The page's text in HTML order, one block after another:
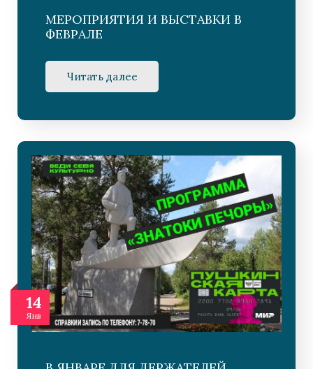
МЕРОПРИЯТИЯ И ВЫСТАВКИ В
ФЕВРАЛЕ
Читать далее
14
Янв